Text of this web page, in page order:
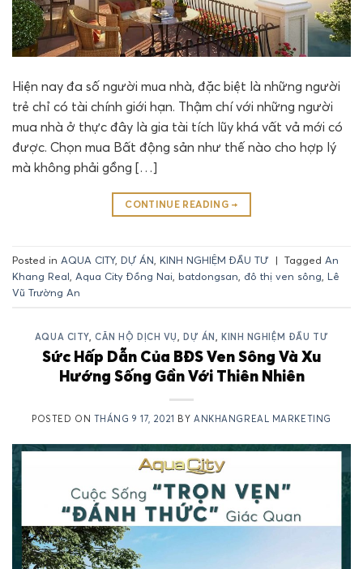
Hiện nay đa số người mua nhà, đặc biệt là những người
trẻ chỉ có tài chính giới hạn. Thậm chí với những người
mua nhà ở thực đây là gia tài tích lũy khá vất vả mới có
được. Chọn mua Bất động sản như thế nào cho hợp lý
mà không phải gồng […]
CONTINUE READING →
Posted in AQUA CITY, DỰ ÁN, KINH NGHIỆM ĐẦU TƯ | Tagged An
Khang Real, Aqua City Đồng Nai, batdongsan, đô thị ven sông, Lê
Vũ Trường An
AQUA CITY,CĂN HỘ DỊCH VỤ, DỰ ÁN , KINH NGHIỆM ĐẦU TƯ
Sức Hấp Dẫn Của BĐS Ven Sông Và Xu
Hướng Sống Gần Với Thiên Nhiên
POSTED ON THÁNG 9 17, 2021 BYANKHANGREAL MARKETING